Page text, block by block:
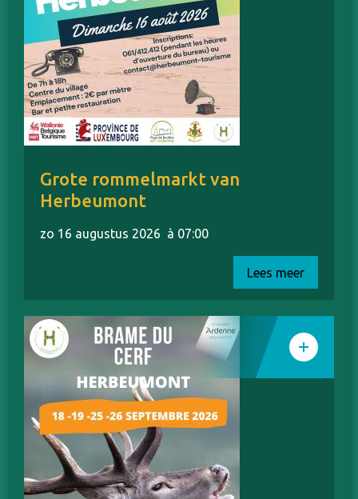
Grote rommelmarkt van
Herbeumont
zo 16 augustus 2026 à 07:00
Lees meer